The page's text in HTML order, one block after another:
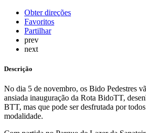
Obter direções
Favoritos
Partilhar
prev
next
Descrição
No dia 5 de novembro, os Bido Pedestres
ansiada inauguração da Rota BidoTT,
BTT, mas que pode ser desfrutada por
modalidade.